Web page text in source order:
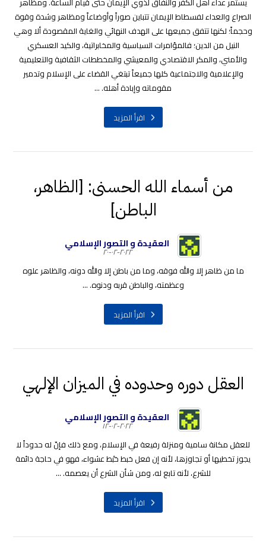
الصراع والعداء لفسطاط الإيمان تتباين صوراً وأوضاعاً ومظاهر وشدة وقوة
وحجماً؛ لكنها تتفق جميعها على الهدف النهائي والغاية المقصودة ألا وهي
النيل من الدين؛ فالمؤامرات السياسية والمخابراتية، والكيد العسكري
والأمني، والمكر الاقتصادي والمعيشي والمخططات الثقافية والتعليمية
والإعلامية والاجتماعية كلها جميعاً تبتغي القضاء على الإسلام وتدمير
مقوماته وإبادة أهله. ...
اقرأ المزيد
من أسماء الله الحسنى: [الظاهر،
الباطن]
العقيدة و التصور الإسلامي
٢٠٢٢-٠٢-٢٠
ما من ظاهر إلا والله فوقه، وما من باطن إلا والله دونه، والظاهر علوه
وعظمته، والباطن قربه ودنوه. ...
اقرأ المزيد
العقل دوره وحدوده في الميزان الإلهي
العقيدة و التصور الإسلامي
٢٠٢٢-٠٢-١٢
للعقل مكانة سامية ومنزلة رفيعة في الإسلام، ومع ذلك فإنّ له حدوداً لا
يجوز تخطيها أو تجاوزها، لأنه إن فعل خبط خبْط عشواء، فهو في حاجة دائمة
للشرع، لأنه تابع له، ومن شأن الشرع أن يعصمه. ...
اقرأ المزيد